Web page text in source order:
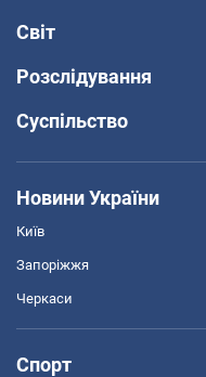
Світ
Розслідування
Суспільство
Новини України
Київ
Запоріжжя
Черкаси
Спорт